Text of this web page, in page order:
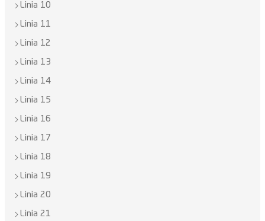
Linia 10
Linia 11
Linia 12
Linia 13
Linia 14
Linia 15
Linia 16
Linia 17
Linia 18
Linia 19
Linia 20
Linia 21